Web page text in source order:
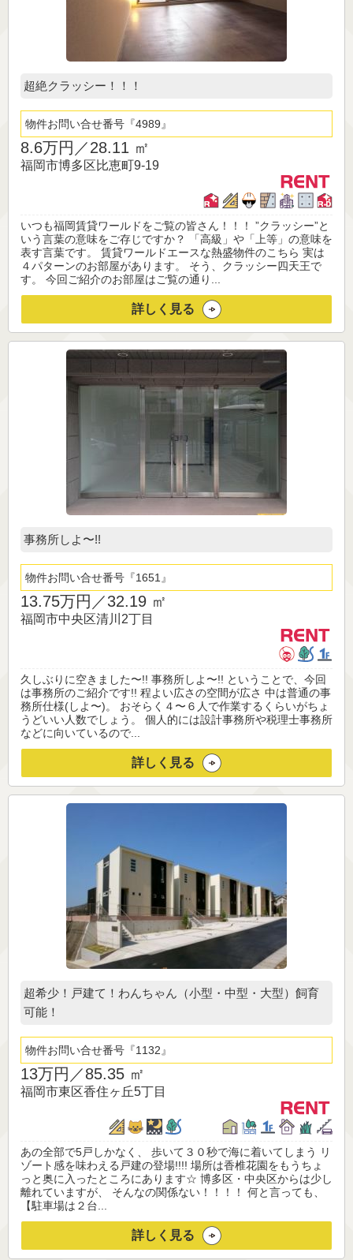
超絶クラッシー！！！
物件お問い合せ番号 4989
8.6万円／28.11 ㎡
福岡市博多区比恵町9-19
いつも福岡賃貸ワールドをご覧の皆さん！！！ ”クラッシー”と
いう言葉の意味をご存じですか？ 「高級」や「上等」の意味を
表す言葉です。 賃貸ワールドエースな熱盛物件のこちら 実は
４パターンのお部屋があります。 そう、クラッシー四天王で
す。 今回ご紹介のお部屋はご覧の通り...
詳しく見る
事務所しよ〜!!
物件お問い合せ番号 1651
13.75万円／32.19 ㎡
福岡市中央区清川2丁目
久しぶりに空きました〜!! 事務所しよ〜!! ということで、今回
は事務所のご紹介です!! 程よい広さの空間が広さ 中は普通の事
務所仕様(しよ〜)。 おそらく４〜６人で作業するくらいがちょ
うどいい人数でしょう。 個人的には設計事務所や税理士事務所
などに向いているので...
詳しく見る
超希少！戸建て！わんちゃん（小型・中型・大型）飼育
可能！
物件お問い合せ番号 1132
13万円／85.35 ㎡
福岡市東区香住ヶ丘5丁目
あの全部で5戸しかなく、 歩いて３０秒で海に着いてしまう リ
ゾート感を味わえる戸建の登場!!!! 場所は香椎花園をもうちょ
っと奥に入ったところにあります☆ 博多区・中央区からは少し
離れていますが、 そんなの関係ない！！！！ 何と言っても、
【駐車場は２台...
詳しく見る